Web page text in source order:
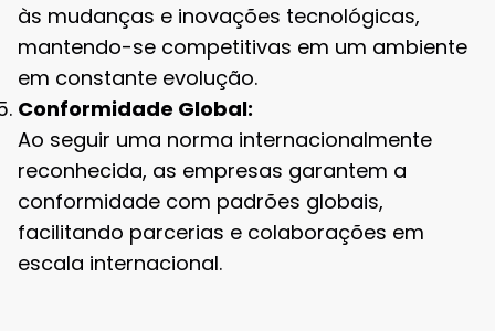
às mudanças e inovações tecnológicas,
mantendo-se competitivas em um ambiente
em constante evolução.
Conformidade Global:
Ao seguir uma norma internacionalmente
reconhecida, as empresas garantem a
conformidade com padrões globais,
facilitando parcerias e colaborações em
escala internacional.